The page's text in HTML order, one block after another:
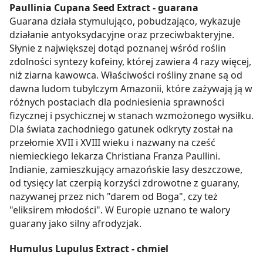
Paullinia Cupana Seed Extract - guarana
Guarana działa stymulująco, pobudzająco, wykazuje
działanie antyoksydacyjne oraz przeciwbakteryjne.
Słynie z największej dotąd poznanej wśród roślin
zdolności syntezy kofeiny, której zawiera 4 razy więcej,
niż ziarna kawowca. Właściwości rośliny znane są od
dawna ludom tubylczym Amazonii, które zażywają ją w
różnych postaciach dla podniesienia sprawności
fizycznej i psychicznej w stanach wzmożonego wysiłku.
Dla świata zachodniego gatunek odkryty został na
przełomie XVII i XVIII wieku i nazwany na cześć
niemieckiego lekarza Christiana Franza Paullini.
Indianie, zamieszkujący amazońskie lasy deszczowe,
od tysięcy lat czerpią korzyści zdrowotne z guarany,
nazywanej przez nich "darem od Boga", czy też
"eliksirem młodości". W Europie uznano te walory
guarany jako silny afrodyzjak.
Humulus Lupulus Extract - chmiel